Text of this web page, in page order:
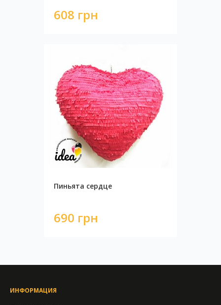
608 грн
Пиньята сердце
690 грн
ИНФОРМАЦИЯ